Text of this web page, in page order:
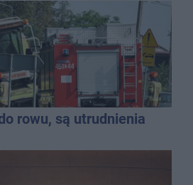
rowu, są utrudnienia